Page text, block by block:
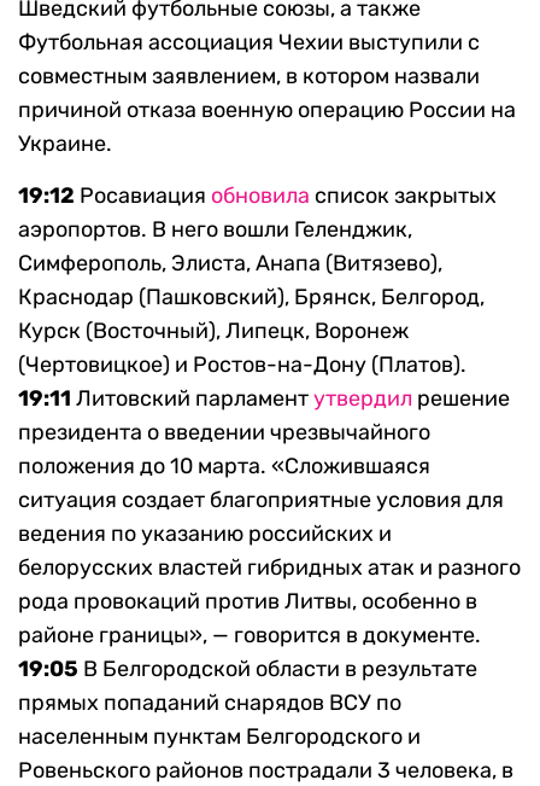
Шведский футбольные союзы, а также
Футбольная ассоциация Чехии выступили с
совместным заявлением, в котором назвали
причиной отказа военную операцию России на
Украине.
19:12 Росавиация обновила список закрытых
аэропортов. В него вошли Геленджик,
Симферополь, Элиста, Анапа (Витязево),
Краснодар (Пашковский), Брянск, Белгород,
Курск (Восточный), Липецк, Воронеж
(Чертовицкое) и Ростов-на-Дону (Платов).
19:11 Литовский парламентутвердил решение
президента о введении чрезвычайного
положения до 10 марта. «Сложившаяся
ситуация создает благоприятные условия для
ведения по указанию российских и
белорусских властей гибридных атак и разного
рода провокаций против Литвы, особенно в
районе границы», — говорится в документе.
19:05 В Белгородской области в результате
прямых попаданий снарядов ВСУ по
населенным пунктам Белгородского и
Ровеньского районов пострадали 3 человека, в